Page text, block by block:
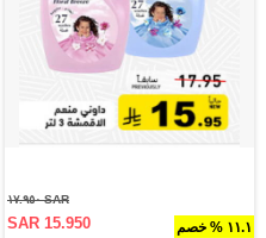
١١.١ % خصم
SAR ١٧.٩٥٠
SAR 15.950